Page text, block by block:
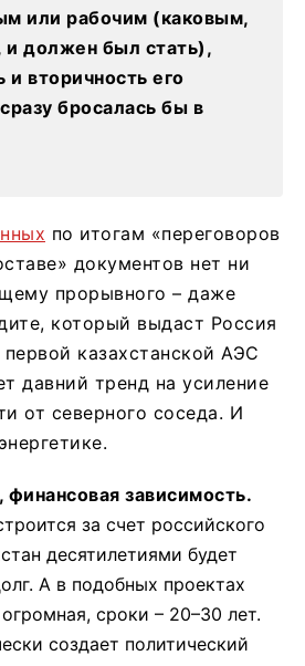
или рабочим (каковым,
и должен был стать),
и вторичность его
бросалась бы в
по итогам «переговоров
документов нет ни
прорывного – даже
который выдаст Россия
казахстанской АЭС
давний тренд на усиление
от северного соседа. И
зависимость.
за счет российского
десятилетиями будет
А в подобных проектах
сроки – 20–30 лет.
создает политический